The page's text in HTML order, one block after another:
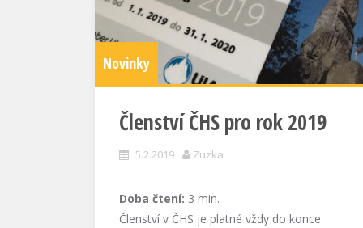
Novinky
Členství ČHS pro rok 2019
5.2.2019 Zuzka
Doba čtení: 3 min.
Členství v ČHS je platné vždy do konce